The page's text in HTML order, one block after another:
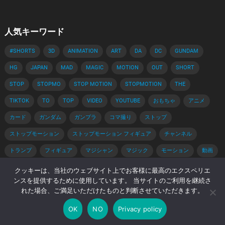
人気キーワード
#SHORTS 3D ANIMATION ART DA DC GUNDAM
HG JAPAN MAD MAGIC MOTION OUT SHORT
STOP STOPMO STOP MOTION STOPMOTION THE
TIKTOK TO TOP VIDEO YOUTUBE おもちゃ アニメ
カード ガンダム ガンプラ コマ撮り ストップ
ストップモーション ストップモーション フィギュア チャンネル
トランプ フィギュア マジシャン マジック モーション 動画
手品 手品 種明かし 種明かし 簡単 解説
© 2026 コマ撮りブログ -WordPress Video Theme
Privacy Policy 著作権・肖像権について
クッキーは、当社のウェブサイト上でお客様に最高のエクスペリエ
ンスを提供するために使用しています。 当サイトのご利用を継続さ
れた場合、ご満足いただけたものと判断させていただきます。
OK NO Privacy policy